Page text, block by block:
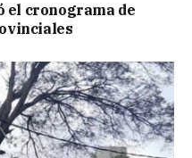
el cronograma de